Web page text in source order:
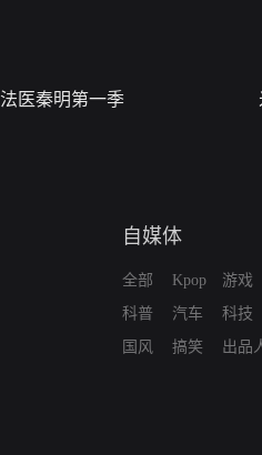
法医秦明第一季
自媒体
全部
科普
国风
Kpop
汽车
搞笑
游戏
科技
出品